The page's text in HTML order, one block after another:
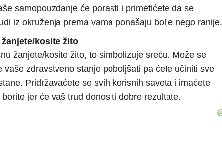
samopouzdanje će porasti i primetićete da se
iz okruženja prema vama ponašaju bolje nego ranije.
kosite žito
žanjete/kosite žito, to simbolizuje sreću. Može se
vaše zdravstveno stanje poboljšati pa ćete učiniti sve
Pridržavaćete se svih korisnih saveta i imaćete
jer će vaš trud donositi dobre rezultate.